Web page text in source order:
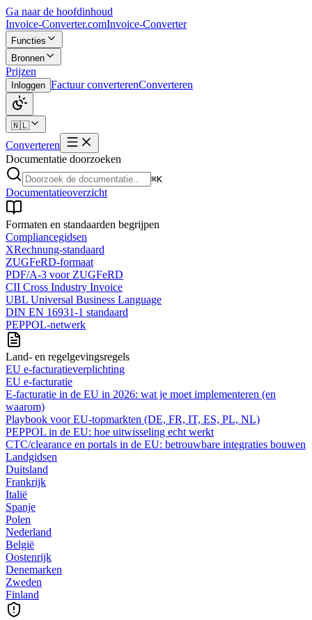
Ga naar de hoofdinhoud
Invoice-Converter.comInvoice-Converter
Functies
Bronnen
Prijzen
Inloggen Factuur converterenConverteren
🇳🇱
Converteren
Documentatie doorzoeken
⌘K
Documentatieoverzicht
Formaten en standaarden begrijpen
Compliancegidsen
XRechnung-standaard
ZUGFeRD-formaat
PDF/A-3 voor ZUGFeRD
CII Cross Industry Invoice
UBL Universal Business Language
DIN EN 16931-1 standaard
PEPPOL-netwerk
Land- en regelgevingsregels
EU e-facturatieverplichting
EU e-facturatie
E‑facturatie in de EU in 2026: wat je moet implementeren (en
waarom)
Playbook voor EU-topmarkten (DE, FR, IT, ES, PL, NL)
PEPPOL in de EU: hoe uitwisseling echt werkt
CTC/clearance en portals in de EU: betrouwbare integraties bouwen
Landgidsen
Duitsland
Frankrijk
Italië
Spanje
Polen
Nederland
België
Oostenrijk
Denemarken
Zweden
Finland